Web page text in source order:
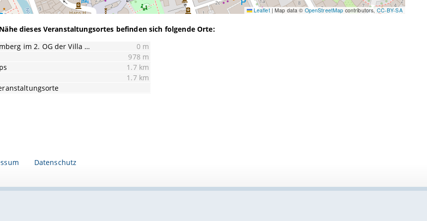
Leaflet | Map data © OpenStreetMap contributors, CC-BY-SA
dieses Veranstaltungsortes befinden sich folgende Orte:
Tanzzentrum Bamberg im 2. OG der Villa Wassermann
0 m
978 m
1.7 km
1.7 km
Datenschutz